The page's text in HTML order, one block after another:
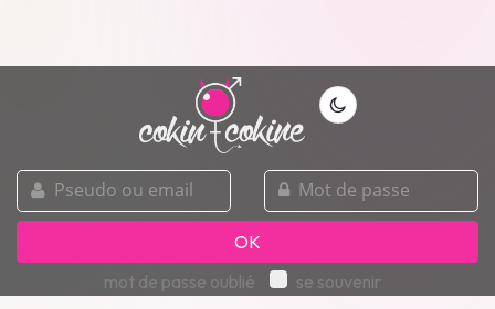
pseudo
ou
email
mot
de
passe
OK
mot de passe oublié
se souvenir